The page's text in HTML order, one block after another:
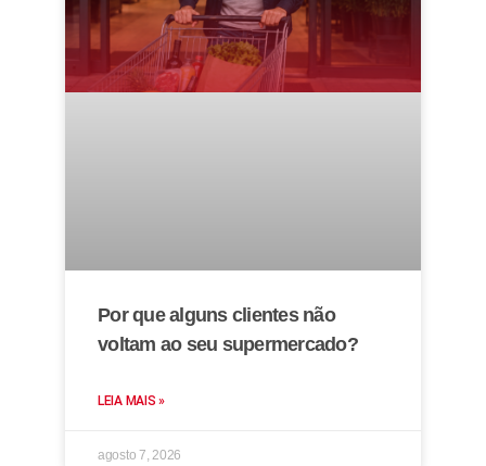
Por que alguns clientes não
voltam ao seu supermercado?
LEIA MAIS »
agosto 7, 2026